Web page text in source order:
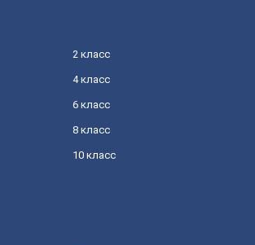
2 класс
4 класс
6 класс
8 класс
10 класс